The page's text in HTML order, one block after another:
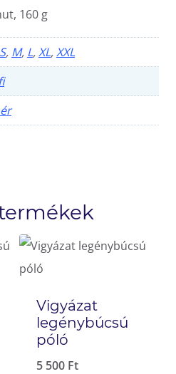
160 g
S, M, L,XL,XXL
Vigyázat
legénybúcsú
póló
5 500 Ft